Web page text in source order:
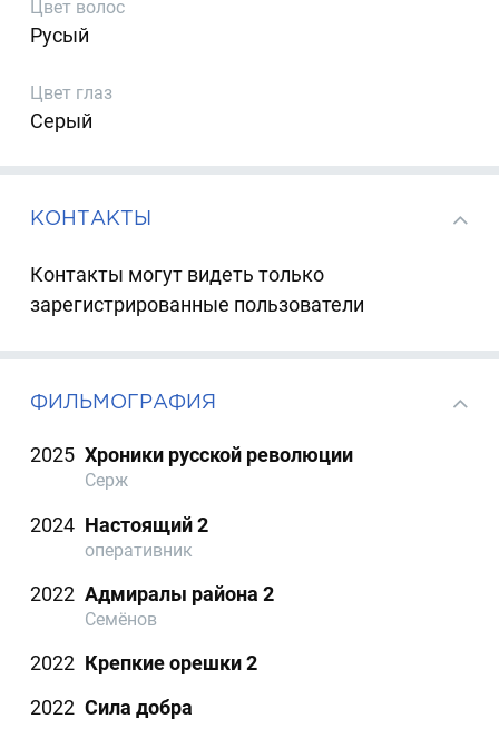
Цвет волос
Русый
Цвет глаз
Серый
КОНТАКТЫ
Контакты могут видеть только
зарегистрированные пользователи
ФИЛЬМОГРАФИЯ
2025 Хроники русской революции
Серж
2024 Настоящий 2
оперативник
2022 Адмиралы района 2
Семёнов
2022 Крепкие орешки 2
2022 Сила добра